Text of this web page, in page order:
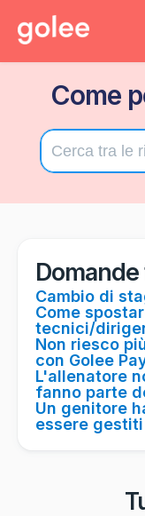
Come
Cambio di
Come
tecnici/
Non riesco
con Golee
L'allenatore
fanno parte
Un genitore
essere